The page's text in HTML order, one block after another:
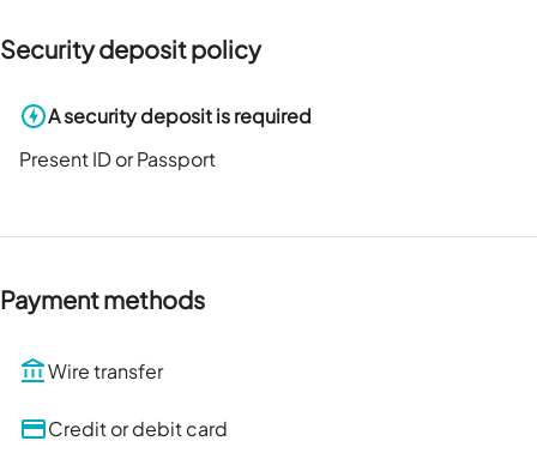
Security deposit policy
A security deposit is required
Present ID or Passport
Payment methods
Wire transfer
Credit or debit card